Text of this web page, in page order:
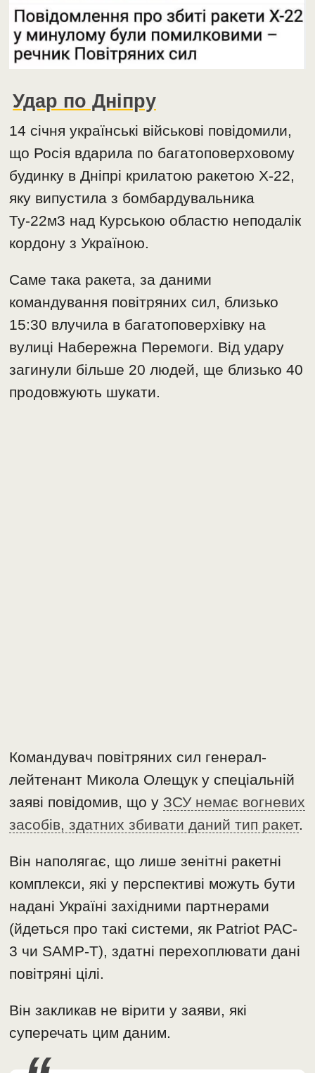
Удар по Дніпру
14 січня українські військові повідомили,
що Росія вдарила по багатоповерховому
будинку в Дніпрі крилатою ракетою X-22,
яку випустила з бомбардувальника
Ту-22м3 над Курською областю неподалік
кордону з Україною.
Саме така ракета, за даними
командування повітряних сил, близько
15:30 влучила в багатоповерхівку на
вулиці Набережна Перемоги. Від удару
загинули більше 20 людей, ще близько 40
продовжують шукати.
Командувач повітряних сил генерал-
лейтенант Микола Олещук у спеціальній
заяві повідомив, що у ЗСУ немає вогневих
засобів, здатних збивати даний тип ракет.
Він наполягає, що лише зенітні ракетні
комплекси, які у перспективі можуть бути
надані Україні західними партнерами
(йдеться про такі системи, як Patriot PAC-
3 чи SAMP-T), здатні перехоплювати дані
повітряні цілі.
Він закликав не вірити у заяви, які
суперечать цим даним.